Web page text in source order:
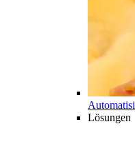
Lösungen